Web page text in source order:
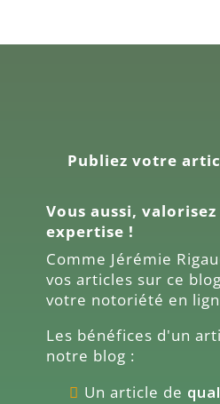
Publiez votre
Vous aussi,
expertise !
Comme Jérémie
vos articles sur ce
votre notoriété en
Les bénéfices d'un
notre blog :
Un article de